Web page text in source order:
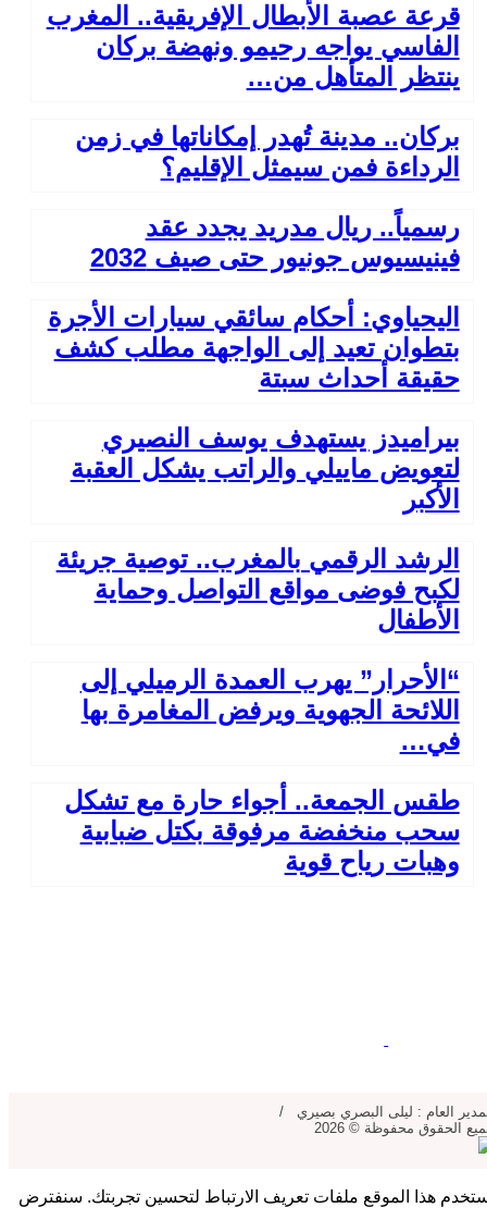
قرعة عصبة الأبطال الإفريقية.. المغرب
الفاسي يواجه رحيمو ونهضة بركان
ينتظر المتأهل من…
بركان.. مدينة تُهدر إمكاناتها في زمن
الرداءة فمن سيمثل الإقليم؟
رسمياً.. ريال مدريد يجدد عقد
فينيسيوس جونيور حتى صيف 2032
اليحياوي: أحكام سائقي سيارات الأجرة
بتطوان تعيد إلى الواجهة مطلب كشف
حقيقة أحداث سبتة
بيراميدز يستهدف يوسف النصيري
لتعويض ماييلي والراتب يشكل العقبة
الأكبر
الرشد الرقمي بالمغرب.. توصية جريئة
لكبح فوضى مواقع التواصل وحماية
الأطفال
“الأحرار” يهرب العمدة الرميلي إلى
اللائحة الجهوية ويرفض المغامرة بها
في…
طقس الجمعة.. أجواء حارة مع تشكل
سحب منخفضة مرفوقة بكتل ضبابية
وهبات رياح قوية
العام : ليلى البصري بصيري /
الحقوق محفوظة © 2026
هذا الموقع ملفات تعريف الارتباط لتحسين تجربتك. سنفترض